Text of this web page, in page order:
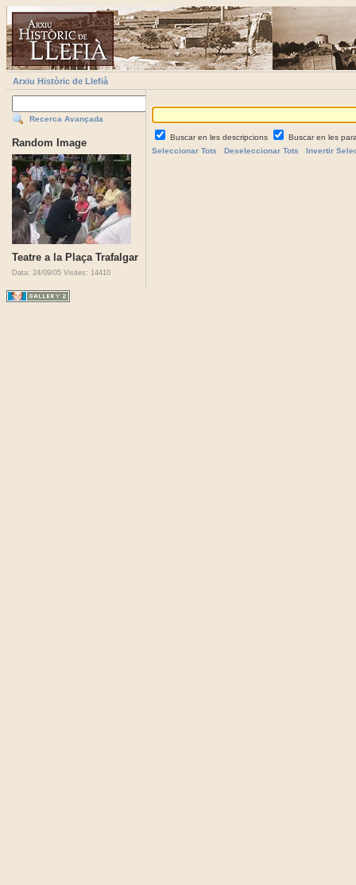
Arxiu Històric de Llefià
Recerca Avançada
Random Image
Teatre a la Plaça Trafalgar
Data: 24/09/05 Visites: 14410
Buscar en les descripcions
Buscar en les
Seleccionar Tots
Deseleccionar Tots Invertir